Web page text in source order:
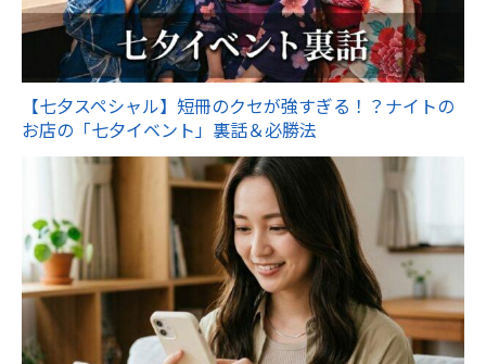
【七夕スペシャル】短冊のクセが強すぎる！？ナイトの
お店の「七夕イベント」裏話＆必勝法